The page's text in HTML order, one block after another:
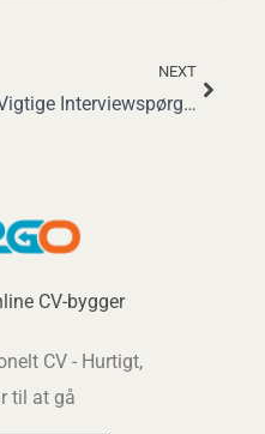
NEXT
Vigtige Interviewspørgsmål for Business Coaches
CV-bygger
CV - Hurtigt,
til at gå